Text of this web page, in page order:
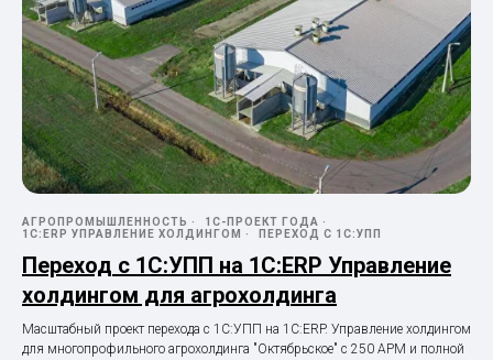
АГРОПРОМЫШЛЕННОСТЬ
1С-ПРОЕКТ ГОДА
1С:ERP УПРАВЛЕНИЕ ХОЛДИНГОМ
ПЕРЕХОД С 1С:УПП
Переход с 1С:УПП на 1С:ERP Управление
холдингом для агрохолдинга
Масштабный проект перехода с 1С:УПП на 1С:ERP. Управление холдингом
для многопрофильного агрохолдинга "Октябрьское" с 250 АРМ и полной